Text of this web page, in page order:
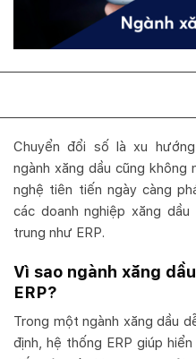
Chuyển đổi số là xu
ngành xăng dầu cũng không
nghệ tiên tiến ngày càng
các doanh nghiệp xăng
trung như ERP.
Vì sao ngành xăng
ERP?
Trong một ngành xăng dầu
định, hệ thống ERP giúp